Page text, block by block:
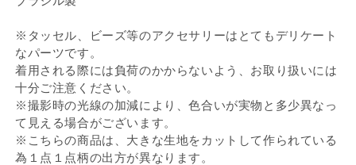
※タッセル、ビーズ等のアクセサリーはとてもデリケート
なパーツです。
着用される際には負荷のかからないよう、お取り扱いには
十分ご注意ください。
※撮影時の光線の加減により、色合いが実物と多少異なっ
て見える場合がございます。
※こちらの商品は、大きな生地をカットして作られている
為１点１点柄の出方が異なります。